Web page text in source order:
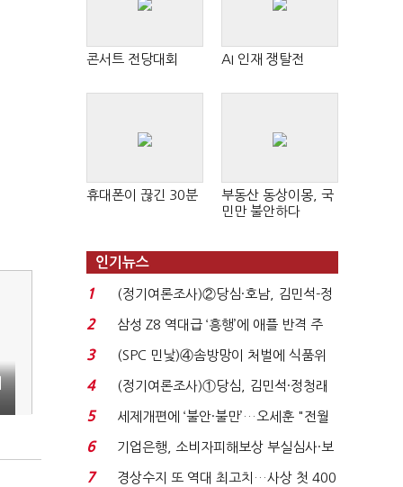
콘서트 전당대회 AI 인재 쟁탈전
휴대폰이 끊긴 30분
부동산 동상이몽, 국
민만 불안하다
인기뉴스
1
(정기여론조사)②당심·호남, 김민석-정
청래 '초접전'...
2
삼성 Z8 역대급 ‘흥행’에 애플 반격 주
목…9월 ‘폴...
3
(SPC 민낯)④솜방망이 처벌에 식품위
생법 위반 반복...
4
(정기여론조사)①당심, 김민석·정청래
'초접전'…대통령 ...
5
세제개편에 ‘불안·불만’…오세훈 "전월
세 구하기 더 ...
6
기업은행, 소비자피해보상 부실심사·보
이스피싱 공시 ...
7
경상수지 또 역대 최고치…사상 첫 400